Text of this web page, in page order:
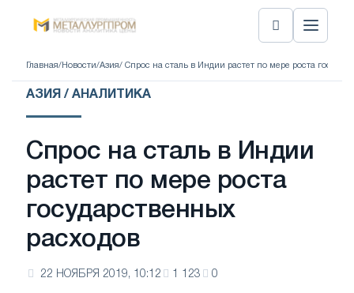
Главная/ Новости/Азия/ Спрос на сталь в Индии растет по мере роста
АЗИЯ / АНАЛИТИКА
Спрос на сталь в Индии
растет по мере роста
государственных
расходов
22 НОЯБРЯ 2019, 10:12 1 123 0